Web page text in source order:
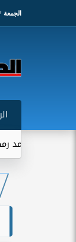
الجمعة
اسم مسلسله في رمضان